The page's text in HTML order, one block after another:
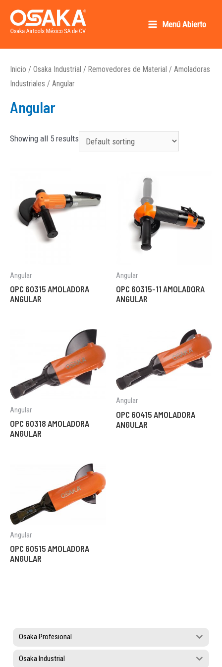
Menú Abierto
Inicio / Osaka Industrial / Removedores de Material / Amoladoras
Industriales / Angular
Angular
Showing all 5 results
Angular
OPC 60315 AMOLADORA
ANGULAR
Angular
OPC 60315-11 AMOLADORA
ANGULAR
Angular
OPC 60318 AMOLADORA
ANGULAR
Angular
OPC 60415 AMOLADORA
ANGULAR
Angular
OPC 60515 AMOLADORA
ANGULAR
Osaka Profesional
Osaka Industrial